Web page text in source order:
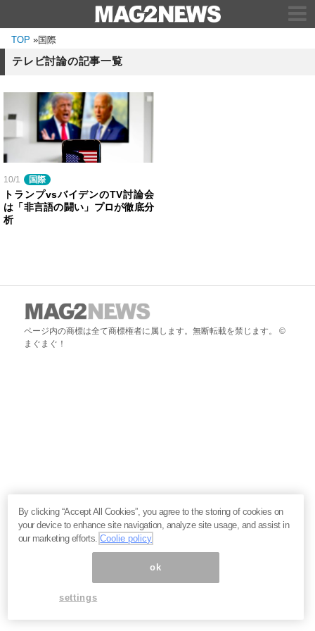
TOP »国際
テレビ討論の記事一覧
10/1 国際
トランプvsバイデンのTV討論会
は「非言語の闘い」プロが徹底分
析
ページ内の商標は全て商標権者に属します。無断転載を禁じます。 ©
まぐまぐ！
By clicking “Accept All Cookies”, you agree to the storing of cookies on
your device to enhance site navigation, analyze site usage, and assist in
our marketing efforts.Coolie policy
ok
settings